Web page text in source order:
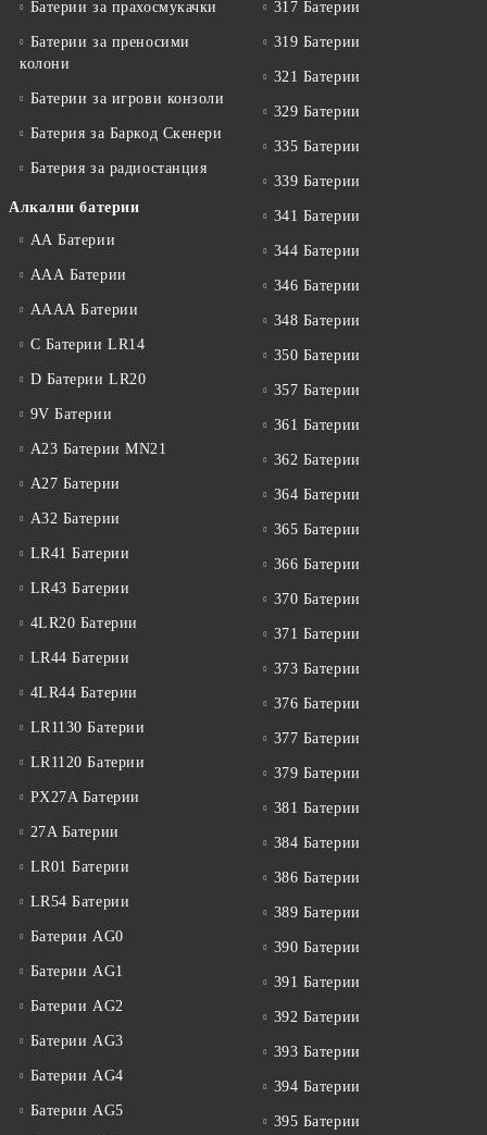
Батерии за прахосмукачки
Батерии за преносими
колони
Батерии за игрови конзоли
Батерия за Баркод Скенери
Батерия за радиостанция
Алкални батерии
АА Батерии
ААА Батерии
АААА Батерии
C Батерии LR14
D Батерии LR20
9V Батерии
A23 Батерии MN21
A27 Батерии
A32 Батерии
LR41 Батерии
LR43 Батерии
4LR20 Батерии
LR44 Батерии
4LR44 Батерии
LR1130 Батерии
LR1120 Батерии
PX27A Батерии
27A Батерии
LR01 Батерии
LR54 Батерии
Батерии AG0
Батерии AG1
Батерии AG2
Батерии AG3
Батерии AG4
Батерии AG5
317 Батерии
319 Батерии
321 Батерии
329 Батерии
335 Батерии
339 Батерии
341 Батерии
344 Батерии
346 Батерии
348 Батерии
350 Батерии
357 Батерии
361 Батерии
362 Батерии
364 Батерии
365 Батерии
366 Батерии
370 Батерии
371 Батерии
373 Батерии
376 Батерии
377 Батерии
379 Батерии
381 Батерии
384 Батерии
386 Батерии
389 Батерии
390 Батерии
391 Батерии
392 Батерии
393 Батерии
394 Батерии
395 Батерии